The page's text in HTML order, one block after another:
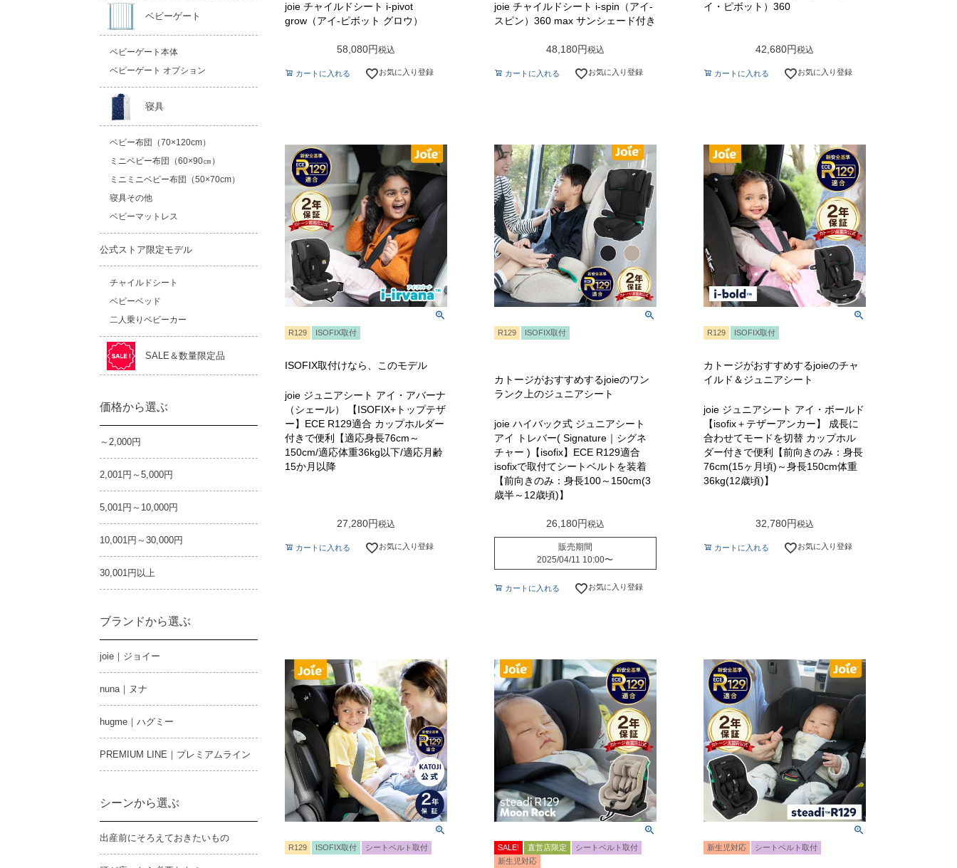
ベビーゲート
ベビーゲート本体
ベビーゲート オプション
寝具
ベビー布団（70×120cm）
ミニベビー布団（60×90㎝）
ミニミニベビー布団（50×70cm）
寝具その他
ベビーマットレス
公式ストア限定モデル
チャイルドシート
ベビーベッド
二人乗りベビーカー
SALE＆数量限定品
価格から選ぶ
～2,000円
2,001円～5,000円
5,001円～10,000円
10,001円～30,000円
30,001円以上
ブランドから選ぶ
joie｜ジョイー
nuna｜ヌナ
hugme｜ハグミー
PREMIUM LINE｜プレミアムライン
シーンから選ぶ
出産前にそろえておきたいもの
joie チャイルドシート i-pivot
grow（アイ-ピボット グロウ）
58,080 税込
カートに入れる お気に入り登録
joie チャイルドシート i-spin（アイ-
スピン）360 max サンシェード付き
48,180 税込
カートに入れる お気に入り登録
イ・ピボット）360
42,680 税込
カートに入れる お気に入り登録
R129 ISOFIX取付
ISOFIX取付けなら、このモデル
joie ジュニアシート アイ・アバーナ
（シェール） 【ISOFIX+トップテザ
ー】ECE R129適合 カップホルダー
付きで便利【適応身長76cm～
150cm/適応体重36kg以下/適応月齢
15か月以降
27,280 税込
カートに入れる お気に入り登録
R129 ISOFIX取付
カトージがおすすめするjoieのワン
ランク上のジュニアシート
joie ハイバック式 ジュニアシート
アイ トレバー( Signature｜シグネ
チャー )【isofix】ECE R129適合
isofixで取付てシートベルトを装着
【前向きのみ：身長100～150cm(3
歳半～12歳頃)】
26,180 税込
販売期間
2025/04/11 10:00〜
カートに入れる お気に入り登録
R129 ISOFIX取付
カトージがおすすめするjoieのチャ
イルド＆ジュニアシート
joie ジュニアシート アイ・ボールド
【isofix＋テザーアンカー】 成長に
合わせてモードを切替 カップホル
ダー付きで便利【前向きのみ：身長
76cm(15ヶ月頃)～身長150cm体重
36kg(12歳頃)】
32,780 税込
カートに入れる お気に入り登録
R129 ISOFIX取付 シートベルト取付 SALE! 直営店限定
シートベルト取付
新生児対応
新生児対応 シートベルト取付